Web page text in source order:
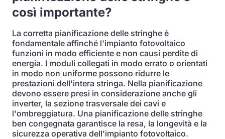
così importante?
La corretta pianificazione delle stringhe è
fondamentale affinché l'impianto fotovoltaico
funzioni in modo efficiente e non causi perdite di
energia. I moduli collegati in modo errato o orientati
in modo non uniforme possono ridurre le
prestazioni dell'intera stringa. Nella pianificazione
devono essere presi in considerazione anche gli
inverter, la sezione trasversale dei cavi e
l'ombreggiatura. Una pianificazione delle stringhe
ben congegnata garantisce la resa, la longevità e la
sicurezza operativa dell'impianto fotovoltaico.